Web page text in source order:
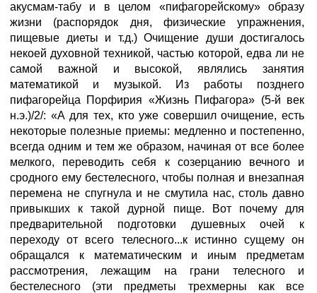
акусмам-табу и в целом «пифагорейскому» образу
жизни (распорядок дня, физические упражнения,
пищевые диеты и т.д.) Очищение души достигалось
некоей духовной техникой, частью которой, едва ли не
самой важной и высокой, являлись занятия
математикой и музыкой. Из работы позднего
пифагорейца Порфирия «Жизнь Пифагора» (5-й век
н.э.)/2/: «А для тех, кто уже совершил очищение, есть
некоторые полезные приемы: медленно и постепенно,
всегда одним и тем же образом, начиная от все более
мелкого, переводить себя к созерцанию вечного и
сродного ему бестелесного, чтобы полная и внезапная
перемена не спугнула и не смутила нас, столь давно
привыкших к такой дурной пище. Вот почему для
предварительной подготовки душевных очей к
переходу от всего телесного...к истинно сущему он
обращался к математическим и иным предметам
рассмотрения, лежащим на грани телесного и
бестелесного (эти предметы трехмерны как все